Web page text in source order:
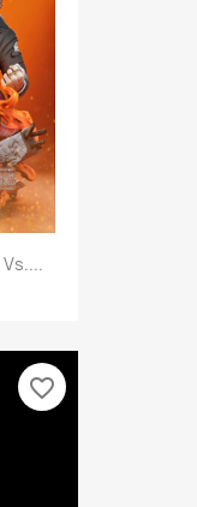
favorite_border